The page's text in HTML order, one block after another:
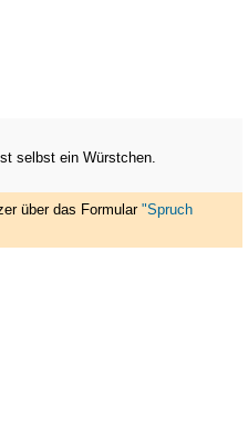
selbst ein Würstchen.
über das Formular "Spruch